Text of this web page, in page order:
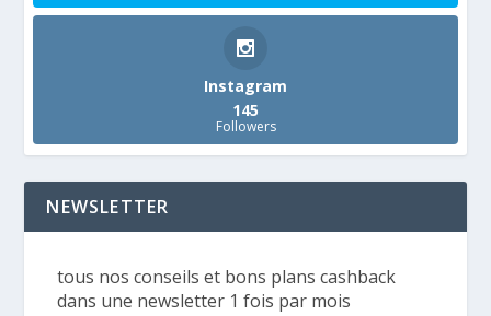
Instagram
145
Followers
NEWSLETTER
tous nos conseils et bons plans cashback
dans une newsletter 1 fois par mois